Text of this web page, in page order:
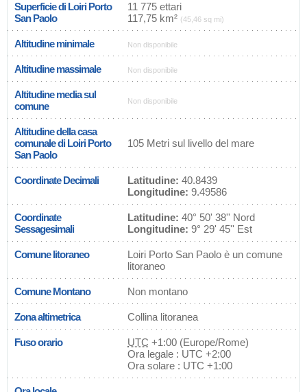
Superficie di Loiri Porto
San Paolo
11 775 ettari
117,75 km² (45,46 sq mi)
Altitudine minimale Non disponibile
Altitudine massimale Non disponibile
Altitudine media sul
comune
Non disponibile
Altitudine della casa
comunale di Loiri Porto
San Paolo
105 Metri sul livello del mare
Coordinate Decimali Latitudine: 40.8439
Longitudine: 9.49586
Coordinate
Sessagesimali
Latitudine: 40° 50' 38'' Nord
Longitudine: 9° 29' 45'' Est
Comune litoraneo
Loiri Porto San Paolo è un comune
litoraneo
Comune Montano Non montano
Zona altimetrica Collina litoranea
Fuso orario UTC +1:00 (Europe/Rome)
Ora legale : UTC +2:00
Ora solare : UTC +1:00